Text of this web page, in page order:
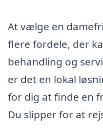
At vælge en
flere fordele, der
behandling og
er det en lokal
for dig at finde en
Du slipper for at